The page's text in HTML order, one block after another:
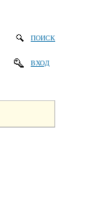
ПОИСК
ВХОД